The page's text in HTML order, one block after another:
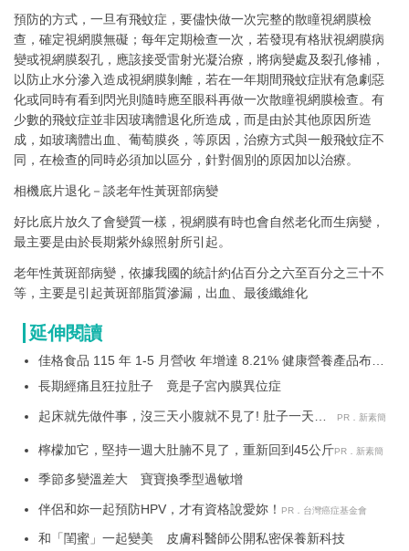
預防的方式，一旦有飛蚊症，要儘快做一次完整的散瞳視網膜檢
查，確定視網膜無礙；每年定期檢查一次，若發現有格狀視網膜病
變或視網膜裂孔，應該接受雷射光凝治療，將病變處及裂孔修補，
以防止水分滲入造成視網膜剝離，若在一年期間飛蚊症狀有急劇惡
化或同時有看到閃光則隨時應至眼科再做一次散瞳視網膜檢查。有
少數的飛蚊症並非因玻璃體退化所造成，而是由於其他原因所造
成，如玻璃體出血、葡萄膜炎，等原因，治療方式與一般飛蚊症不
同，在檢查的同時必須加以區分，針對個別的原因加以治療。
相機底片退化－談老年性黃斑部病變
好比底片放久了會變質一樣，視網膜有時也會自然老化而生病變，
最主要是由於長期紫外線照射所引起。
老年性黃斑部病變，依據我國的統計約佔百分之六至百分之三十不
等，主要是引起黃斑部脂質滲漏，出血、最後纖維化
延伸閱讀
佳格食品 115 年 1-5 月營收 年增達 8.21% 健康營養產品布局
帶動成長韌性
長期經痛且狂拉肚子 竟是子宮內膜異位症
起床就先做件事，沒三天小腹就不見了! 肚子一天天
PR．新素簡
檸檬加它，堅持一週大肚腩不見了，重新回到45公斤PR．新素簡
季節多變溫差大 寶寶換季型過敏增
伴侶和妳一起預防HPV，才有資格說愛妳！ PR．台灣癌症基金會
和「閨蜜」一起變美 皮膚科醫師公開私密保養新科技